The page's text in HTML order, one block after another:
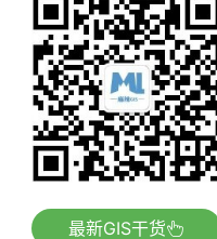
最新GIS干货